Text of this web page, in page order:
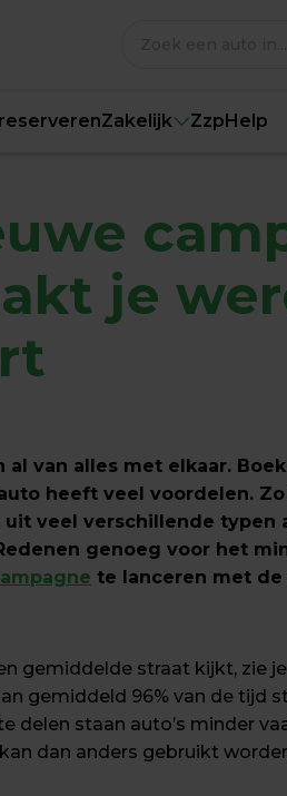
Zakelijk ZzpHelp
je
al van alles met elkaar.
heeft veel voordelen.
veel verschillende typen
te lanceren met
gemiddelde straat kijkt, zie
gemiddeld 96% van de tijd
delen staan auto’s minder
dan anders gebruikt